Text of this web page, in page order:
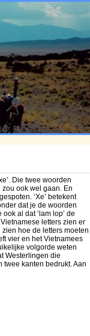
Die twee woorden
ook wel gaan. En
‘Xe’ betekent
dat je de woorden
al dat ‘lam lop’ de
letters zien er
hoe de letters moeten
vier en het Vietnamees
volgorde weten
Westerlingen die
kanten bedrukt. Aan